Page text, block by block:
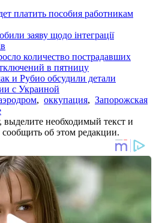
платить пособия работникам
заяву щодо інтеграції
количество пострадавших
в пятницу
и Рубио обсудили детали
с Украиной
, оккупация, Запорожская
необходимый текст и
об этом редакции.